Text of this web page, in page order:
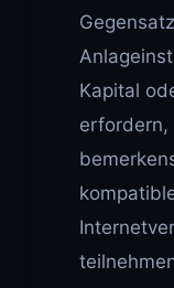
Kapital
erfordern,